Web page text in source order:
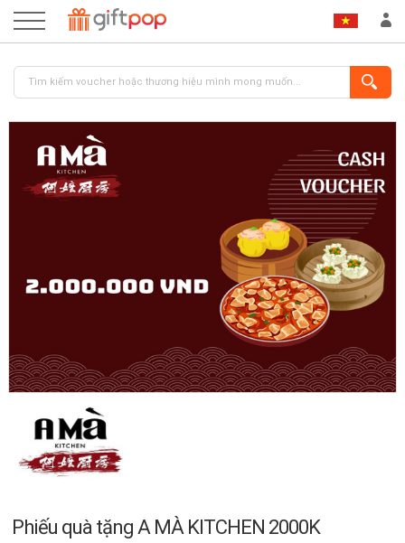
ĐĂNG KÝ
Phiếu quà tặng A MÀ KITCHEN 2000K